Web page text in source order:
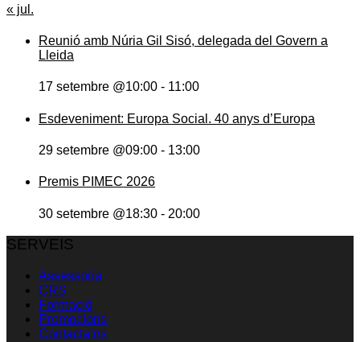
« jul.
Reunió amb Núria Gil Sisó, delegada del Govern a
Lleida
17 setembre @10:00 - 11:00
Esdeveniment: Europa Social. 40 anys d’Europa
29 setembre @09:00 - 13:00
Premis PIMEC 2026
30 setembre @18:30 - 20:00
SERVEIS
Assessoria
CRS
Formació
Promocions
Contacta’ns